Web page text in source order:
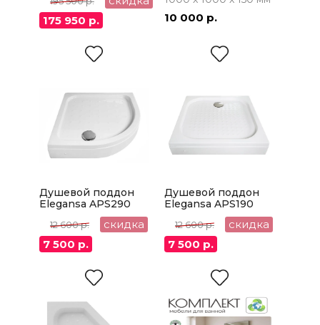
175 950 р.
10 000 р.
Душевой поддон
Elegansa APS290
12 600 р.
скидка
7 500 р.
Душевой поддон
Elegansa APS190
12 600 р.
скидка
7 500 р.